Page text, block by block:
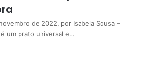
de 2022, por Isabela Sousa –
um prato universal e…